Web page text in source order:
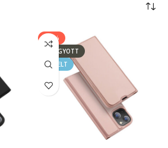
-17%
ELFOGYOTT
KIEMELT